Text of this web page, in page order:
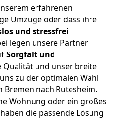
erfahrenen
Umzüge oder dass ihre
und stressfrei
legen unsere Partner
Sorgfalt und
Qualität und unser breite
zu der optimalen Wahl
nach Rutesheim.
Wohnung oder ein großes
die passende Lösung